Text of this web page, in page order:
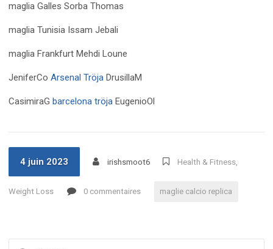
maglia Galles Sorba Thomas
maglia Tunisia Issam Jebali
maglia Frankfurt Mehdi Loune
JeniferCoArsenal Tröja DrusillaM
CasimiraGbarcelona tröja EugenioOl
4 juin 2023 irishsmoot6 Health & Fitness,
Weight Loss 0 commentaires maglie calcio replica